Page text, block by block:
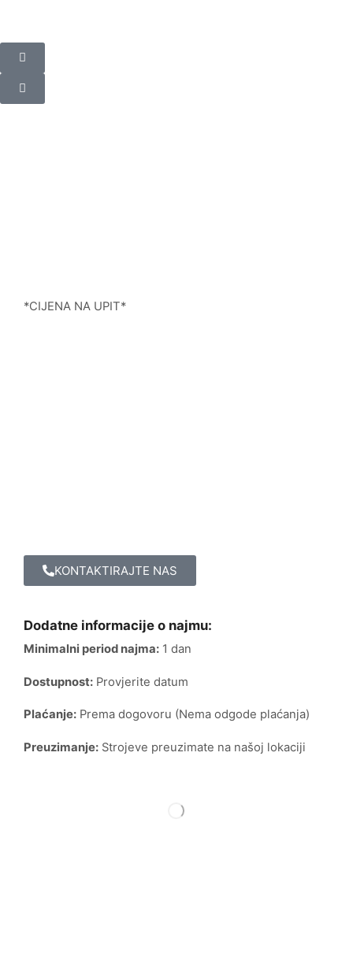
*CIJENA NA UPIT*
KONTAKTIRAJTE NAS
Dodatne informacije o najmu:
Minimalni period najma: 1 dan
Dostupnost: Provjerite datum
Plaćanje: Prema dogovoru (Nema odgode plaćanja)
Preuzimanje: Strojeve preuzimate na našoj lokaciji